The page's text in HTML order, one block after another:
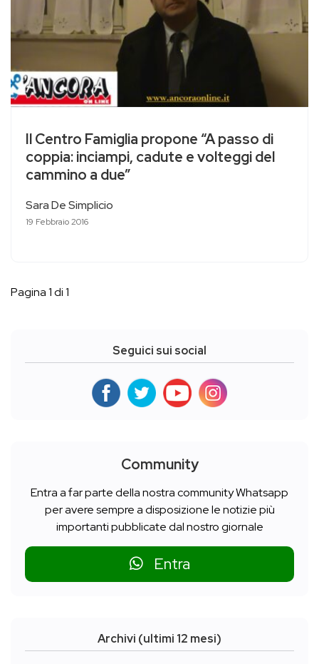
Il Centro Famiglia propone “A passo di
coppia: inciampi, cadute e volteggi del
cammino a due”
Sara De Simplicio
19 Febbraio 2016
Pagina 1 di 1
Seguici sui social
Community
Entra a far parte della nostra community Whatsapp
per avere sempre a disposizione le notizie più
importanti pubblicate dal nostro giornale
Entra
Archivi (ultimi 12 mesi)